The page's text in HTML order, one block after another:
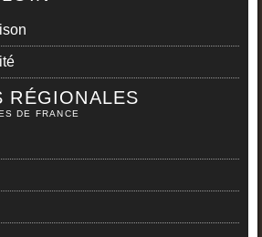
RÉGIONALES
DE FRANCE